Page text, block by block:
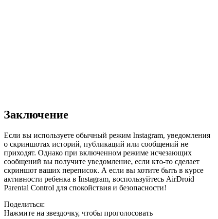
Заключение
Если вы используете обычный режим Instagram, уведомления
о скриншотах историй, публикаций или сообщений не
приходят. Однако при включенном режиме исчезающих
сообщений вы получите уведомление, если кто-то сделает
скриншот ваших переписок. А если вы хотите быть в курсе
активности ребенка в Instagram, воспользуйтесь AirDroid
Parental Control для спокойствия и безопасности!
Поделиться:
Нажмите на звездочку, чтобы проголосовать